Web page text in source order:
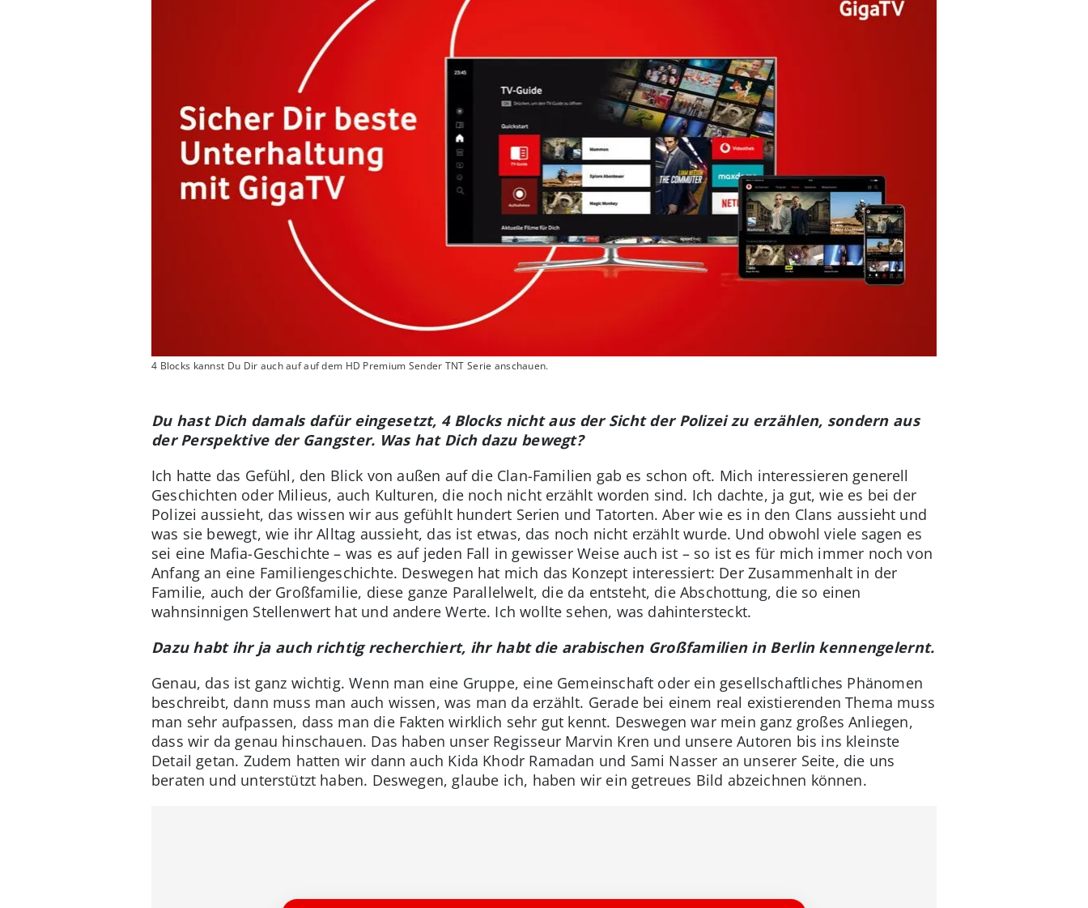
4 Blocks kannst Du Dir auch auf auf dem HD Premium Sender TNT Serie anschauen.
Du hast Dich damals dafür eingesetzt, 4 Blocks nicht aus der Sicht der Polizei zu erzählen, sondern aus
der Perspektive der Gangster. Was hat Dich dazu bewegt?
Ich hatte das Gefühl, den Blick von außen auf die Clan-Familien gab es schon oft. Mich interessieren generell
Geschichten oder Milieus, auch Kulturen, die noch nicht erzählt worden sind. Ich dachte, ja gut, wie es bei der
Polizei aussieht, das wissen wir aus gefühlt hundert Serien und Tatorten. Aber wie es in den Clans aussieht und
was sie bewegt, wie ihr Alltag aussieht, das ist etwas, das noch nicht erzählt wurde. Und obwohl viele sagen es
sei eine Mafia-Geschichte – was es auf jeden Fall in gewisser Weise auch ist – so ist es für mich immer noch von
Anfang an eine Familiengeschichte. Deswegen hat mich das Konzept interessiert: Der Zusammenhalt in der
Familie, auch der Großfamilie, diese ganze Parallelwelt, die da entsteht, die Abschottung, die so einen
wahnsinnigen Stellenwert hat und andere Werte. Ich wollte sehen, was dahintersteckt.
Dazu habt ihr ja auch richtig recherchiert, ihr habt die arabischen Großfamilien in Berlin kennengelernt.
Genau, das ist ganz wichtig. Wenn man eine Gruppe, eine Gemeinschaft oder ein gesellschaftliches Phänomen
beschreibt, dann muss man auch wissen, was man da erzählt. Gerade bei einem real existierenden Thema muss
man sehr aufpassen, dass man die Fakten wirklich sehr gut kennt. Deswegen war mein ganz großes Anliegen,
dass wir da genau hinschauen. Das haben unser Regisseur Marvin Kren und unsere Autoren bis ins kleinste
Detail getan. Zudem hatten wir dann auch Kida Khodr Ramadan und Sami Nasser an unserer Seite, die uns
beraten und unterstützt haben. Deswegen, glaube ich, haben wir ein getreues Bild abzeichnen können.